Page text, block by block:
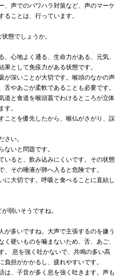
、声でのパワハラ対策など、声のマーケ
ことは、行っています。
態でしょうか。
心地よく通る、生命力がある、元気、
として免疫力がある状態です。
が深いことが大切です。喉頭のなかの声
やあごが柔軟であることも必要です。
道と食道を喉頭蓋でわけるところが立体
。
ことを優先したから、喉仏がさがり、誤
い。
いと問題です。
いると、飲み込みにくいです。その状態
その唾液が肺へ入ると危険です。
に大切です。呼吸と食べることに直結し
弱いそうですね。
が多いですね。大声で主張するのを嫌う
硬いものを噛まないため、舌、あご、
。 息を強く吐かないで、共鳴の多い高
担がかかるし、疲れやすいです。
は、子音が多く息を強く吐きます。声も